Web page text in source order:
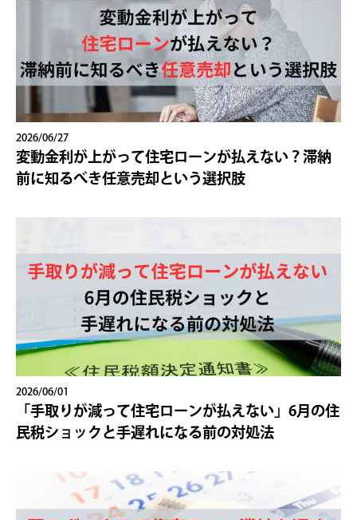
2026/06/27
変動金利が上がって住宅ローンが払えない？滞納
前に知るべき任意売却という選択肢
2026/06/01
「手取りが減って住宅ローンが払えない」6月の住
民税ショックと手遅れになる前の対処法